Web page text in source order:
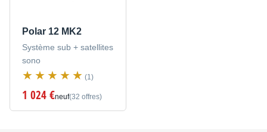
Polar 12 MK2
Système sub + satellites
sono
(1)
1 024 €neuf(32 offres)